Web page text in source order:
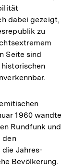
dabei gezeigt,
zu
Seite sind
1960 wandte
Rundfunk und
den
Jahres-
Bevölkerung.